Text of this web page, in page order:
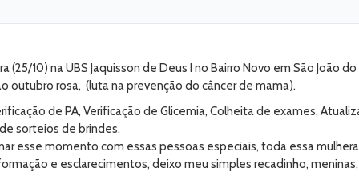
10) na UBS Jaquisson de Deus I no Bairro Novo em São João
rosa, (luta na prevenção do câncer de mama).
de PA, Verificação de Glicemia, Colheita de exames,
sorteios de brindes.
esse momento com essas pessoas especiais, toda essa
e esclarecimentos, deixo meu simples recadinho,